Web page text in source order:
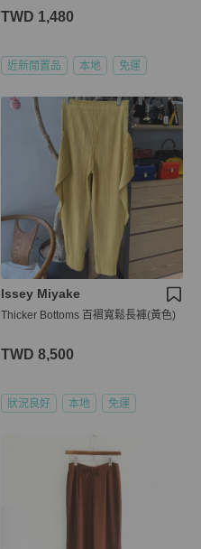
TWD 1,480
近新閒置品 本地 免運
Issey Miyake
Thicker Bottoms 百褶寬鬆長褲(黃色)
TWD 8,500
狀況良好 本地 免運